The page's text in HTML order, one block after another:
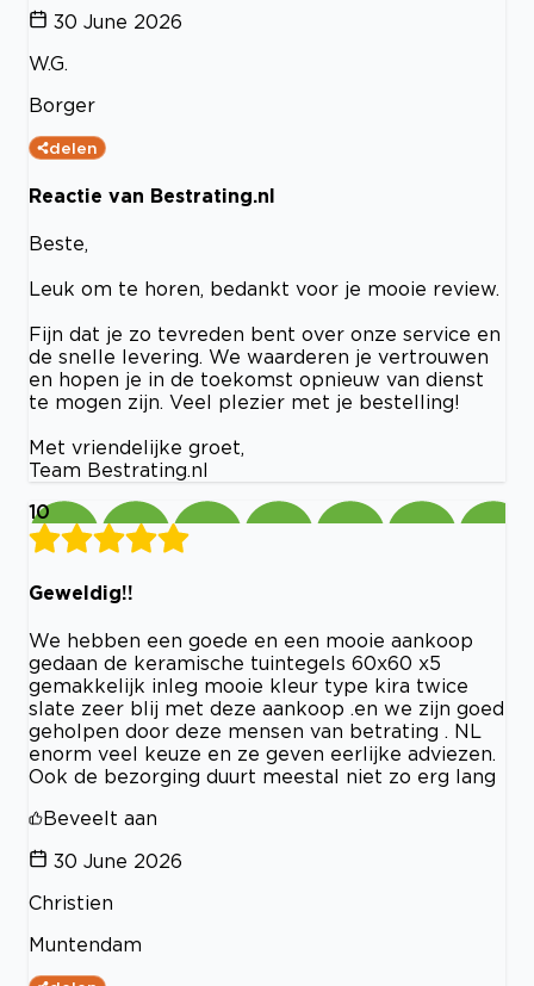
30 June 2026
W.G.
Borger
delen
Reactie van Bestrating.nl
Beste,
Leuk om te horen, bedankt voor je mooie review.
Fijn dat je zo tevreden bent over onze service en
de snelle levering. We waarderen je vertrouwen
en hopen je in de toekomst opnieuw van dienst
te mogen zijn. Veel plezier met je bestelling!
Met vriendelijke groet,
Team Bestrating.nl
10
Geweldig!!
We hebben een goede en een mooie aankoop
gedaan de keramische tuintegels 60x60 x5
gemakkelijk inleg mooie kleur type kira twice
slate zeer blij met deze aankoop .en we zijn goed
geholpen door deze mensen van betrating . NL
enorm veel keuze en ze geven eerlijke adviezen.
Ook de bezorging duurt meestal niet zo erg lang
Beveelt aan
30 June 2026
Christien
Muntendam